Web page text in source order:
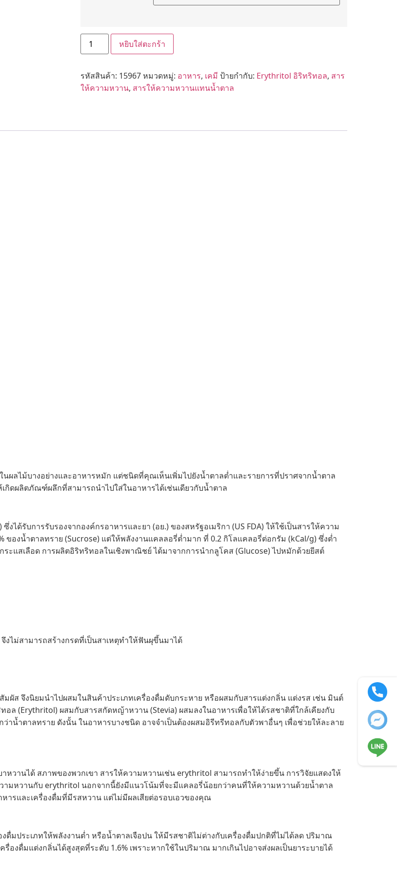
หยิบใส่ตะกร้า
รหัสสินค้า: 15967หมวดหมู่: อาหาร, เคมี ป้ายกำกับ: Erythritol อิริทริทอล, สาร
ให้ความหวาน, สารให้ความหวานแทนน้ำตาล
ผลไม้บางอย่างและอาหารหมัก แต่ชนิดที่คุณเห็นเพิ่มไปยังน้ำตาลต่ำและรายการที่ปราศจากน้ำตาล
ดผลิตภัณฑ์ผลึกที่สามารถนำไปใส่ในอาหารได้เช่นเดียวกับน้ำตาล
ได้รับการรับรองจากองค์กรอาหารและยา (อย.) ของสหรัฐอเมริกา (US FDA) ให้ใช้เป็นสารให้ความ
องน้ำตาลทราย (Sucrose) แต่ให้พลังงานแคลลอรี่ต่ำมาก ที่ 0.2 กิโลแคลอรี่ต่อกรัม (kCal/g) ซึ่งต่ำ
ะแสเลือด การผลิตอิริทริทอลในเชิงพาณิชย์ ได้มาจากการนำกลูโคส (Glucose) ไปหมักด้วยยีสต์
งไม่สามารถสร้างกรดที่เป็นสาเหตุทำให้ฟันผุขึ้นมาได้
ผัส จึงนิยมนำไปผสมในสินค้าประเภทเครื่องดื่มดับกระหาย หรือผสมกับสารแต่งกลิ่น แต่งรส เช่น มินต์
ล (Erythritol) ผสมกับสารสกัดหญ้าหวาน (Stevia) ผสมลงในอาหารเพื่อให้ได้รสชาติที่ใกล้เคียงกับ
น้ำตาลทราย ดังนั้น ในอาหารบางชนิด อาจจำเป็นต้องผสมอิรีทรีทอลกับตัวพาอื่นๆ เพื่อช่วยให้ละลาย
วานได้ สภาพของพวกเขา สารให้ความหวานเช่น erythritol สามารถทำให้ง่ายขึ้น การวิจัยแสดงให้
ามหวานกับ erythritol นอกจากนี้ยังมีแนวโน้มที่จะมีแคลอรี่น้อยกว่าคนที่ให้ความหวานด้วยน้ำตาล
รและเครื่องดื่มที่มีรสหวาน แต่ไม่มีผลเสียต่อรอบเอวของคุณ
ดื่มประเภทให้พลังงานต่ำ หรือน้ำตาลเจือปน ให้มีรสชาติไม่ต่างกับเครื่องดื่มปกติที่ไม่ได้ลด ปริมาณ
องดื่มแต่งกลิ่นได้สูงสุดที่ระดับ 1.6% เพราะหากใช้ในปริมาณ มากเกินไปอาจส่งผลเป็นยาระบายได้